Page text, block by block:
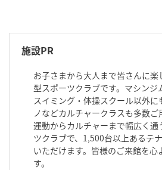
施設PR
お子さまから大人まで皆さんに
型スポーツクラブです。マシンジ
スイミング・体操スクール以外
ノなどカルチャークラスも多数ご
運動からカルチャーまで幅広く通
ツクラブで、1,500台以上あるテ
いただけます。皆様のご来館を心
す。